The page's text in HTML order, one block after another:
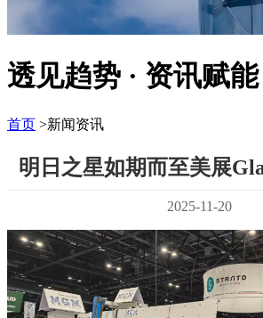
透见趋势 · 资讯赋能
首页 >新闻资讯
明日之星如期而至美展
2025-11-20